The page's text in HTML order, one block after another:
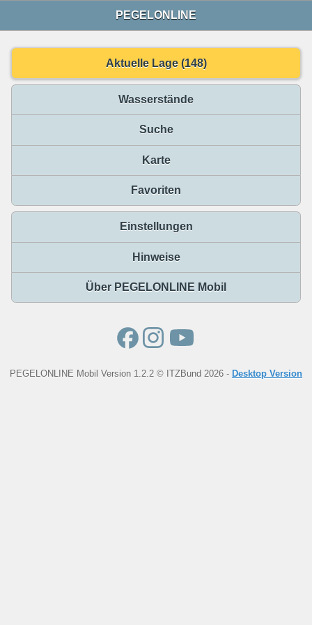
PEGELONLINE
Aktuelle Lage (148)
Wasserstände
Suche
Karte
Favoriten
Einstellungen
Hinweise
Über PEGELONLINE Mobil
PEGELONLINE Mobil Version 1.2.2 © ITZBund 2026 - Desktop Version